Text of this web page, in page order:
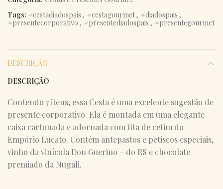
Tags: #cestadiadospais , #cestagourmet, #diadospais ,
#presentecorporativo , #presentediadospais , #presentegourmet
DESCRIÇÃO
DESCRIÇÃO
Contendo 7 itens, essa Cesta é uma excelente sugestão de
presente corporativo. Ela é montada em uma elegante
caixa cartonada e adornada com fita de cetim do
Empório Lucato. Contém antepastos e petiscos especiais,
vinho da vinícola Don Guerino – do RS e chocolate
premiado da Nugali.